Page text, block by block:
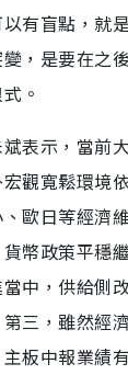
有盲點，就
，是要在之
。
表示，當前
觀寬鬆環境
歐日等經濟
幣政策平穩
中，供給側
三，雖然經
板中報業績